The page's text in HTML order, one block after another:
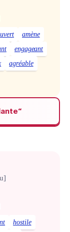
amène
engageant
agréable
hostile